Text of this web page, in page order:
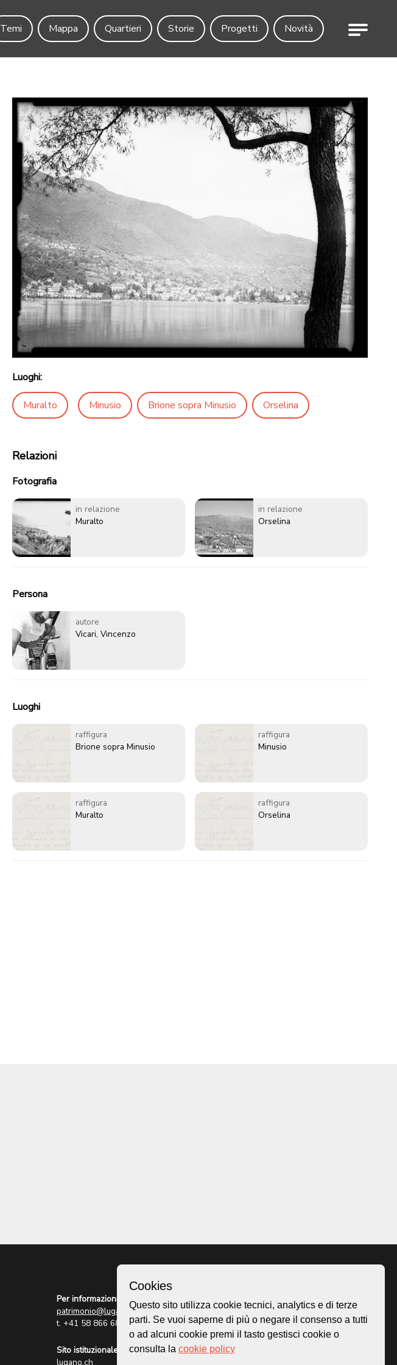
Temi
Mappa Quartieri Storie Progetti Novità Menu
Luoghi:
Muralto Minusio Brione sopra Minusio Orselina
Relazioni
Fotografia
in relazione
Muralto
in relazione
Orselina
Persona
autore
Vicari, Vincenzo
Luoghi
raffigura
Brione sopra Minusio
raffigura
Minusio
raffigura
Muralto
raffigura
Orselina
Per informazioni:
patrimonio@lugano.ch
t. +41 58 866 68 50
Sito istituzionale:
lugano.ch
Homepage
Mappa
Storie
Cookies
Questo sito utilizza cookie tecnici, analytics e di terze
parti. Se vuoi saperne di più o negare il consenso a tutti
o ad alcuni cookie premi il tasto gestisci cookie o
consulta la cookie policy